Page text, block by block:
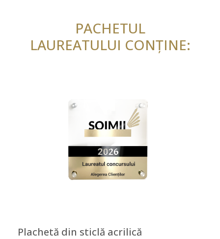
PACHETUL
LAUREATULUI CONȚINE:
Plachetă din sticlă acrilică